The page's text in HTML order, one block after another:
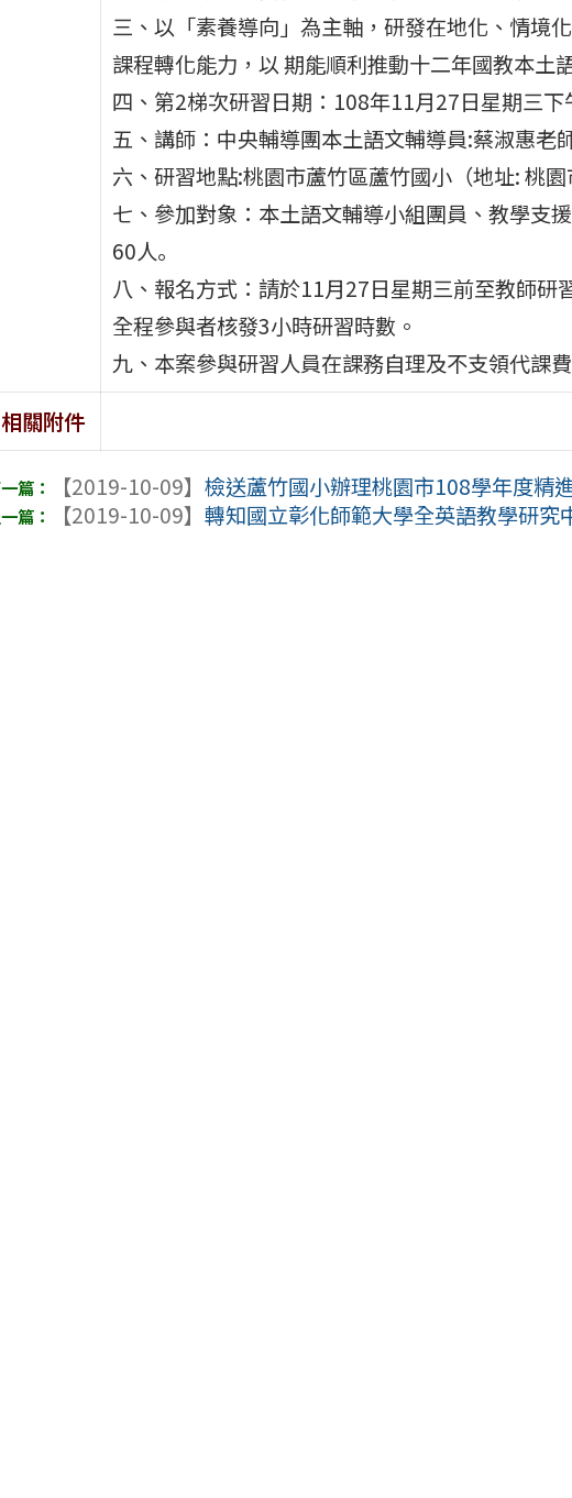
三、以「素養導向」為主軸，研發在地化、情境
課程轉化能力，以 期能順利推動十二年國教本土
四、第2梯次研習日期：108年11月27日星期三下
五、講師：中央輔導團本土語文輔導員:蔡淑惠老
六、研習地點:桃園市蘆竹區蘆竹國小（地址: 桃
七、參加對象：本土語文輔導小組團員、教學支
60人｡
八、報名方式：請於11月27日星期三前至教師研
全程參與者核發3小時研習時數。
九、本案參與研習人員在課務自理及不支領代課
相關附件
【2019-10-09】檢送蘆竹國小辦理桃園市108學年度精
【2019-10-09】轉知國立彰化師範大學全英語教學研究